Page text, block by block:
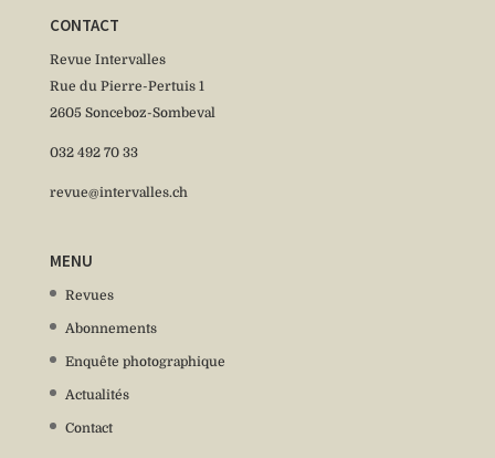
CONTACT
Revue Intervalles
Rue du Pierre-Pertuis 1
2605 Sonceboz-Sombeval
032 492 70 33
revue@intervalles.ch
MENU
Revues
Abonnements
Enquête photographique
Actualités
Contact